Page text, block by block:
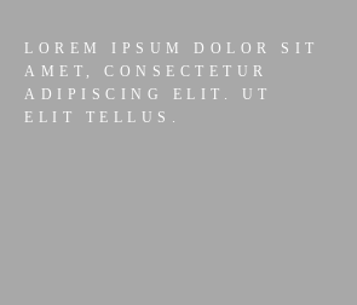
LOREM IPSUM DOLOR SIT
AMET, CONSECTETUR
ADIPISCING ELIT. UT
ELIT TELLUS.